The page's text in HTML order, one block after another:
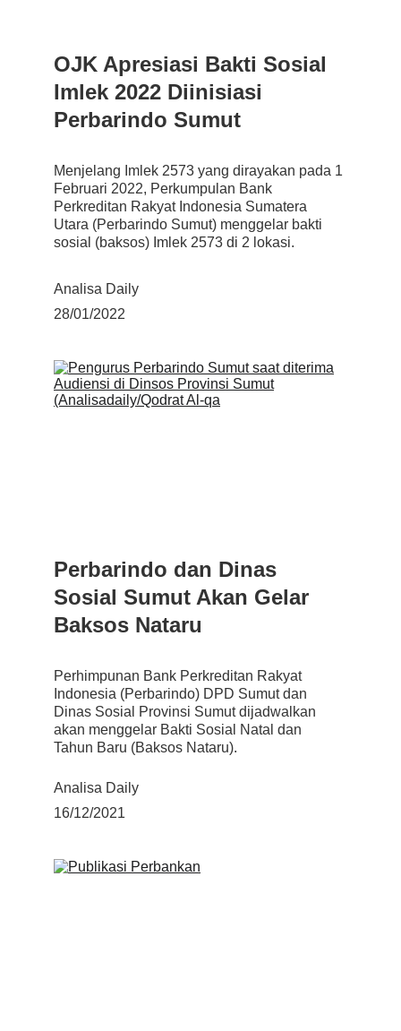
OJK Apresiasi Bakti Sosial
Imlek 2022 Diinisiasi
Perbarindo Sumut
Menjelang Imlek 2573 yang dirayakan pada 1
Februari 2022, Perkumpulan Bank
Perkreditan Rakyat Indonesia Sumatera
Utara (Perbarindo Sumut) menggelar bakti
sosial (baksos) Imlek 2573 di 2 lokasi.
Analisa Daily
28/01/2022
Perbarindo dan Dinas
Sosial Sumut Akan Gelar
Baksos Nataru
Perhimpunan Bank Perkreditan Rakyat
Indonesia (Perbarindo) DPD Sumut dan
Dinas Sosial Provinsi Sumut dijadwalkan
akan menggelar Bakti Sosial Natal dan
Tahun Baru (Baksos Nataru).
Analisa Daily
16/12/2021